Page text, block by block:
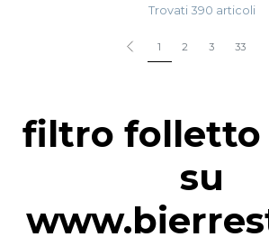
Trovati 390 articoli
1 2 3 33
filtro folletto
su